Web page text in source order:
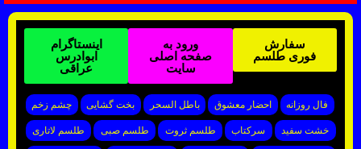
سفارش
فوری طلسم
ورود به
صفحه اصلی
سایت
اینستاگرام
ابوادرس
عراقی
فال روزانه احضار معشوق باطل السحر بخت گشایی چشم زخم
خشت سفید سرکتاب طلسم ثروت طلسم صبی طلسم لاتاری